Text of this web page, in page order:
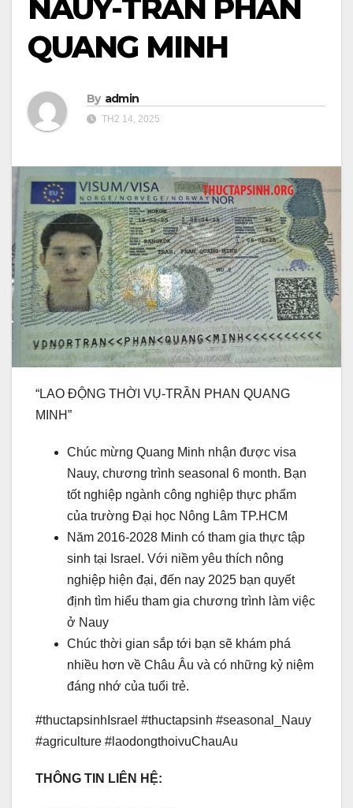
NAUY-TRẦN PHAN
QUANG MINH
By admin
TH2 14, 2025
“LAO ĐỘNG THỜI VỤ-TRẦN PHAN QUANG
MINH”
Chúc mừng Quang Minh nhận được visa
Nauy, chương trình seasonal 6 month. Bạn
tốt nghiệp ngành công nghiệp thực phẩm
của trường Đại học Nông Lâm TP.HCM
Năm 2016-2028 Minh có tham gia thực tập
sinh tại Israel. Với niềm yêu thích nông
nghiệp hiện đại, đến nay 2025 bạn quyết
định tìm hiểu tham gia chương trình làm việc
ở Nauy
Chúc thời gian sắp tới bạn sẽ khám phá
nhiều hơn về Châu Âu và có những kỷ niệm
đáng nhớ của tuổi trẻ.
#thuctapsinhIsrael #thuctapsinh #seasonal_Nauy
#agriculture #laodongthoivuChauAu
THÔNG TIN LIÊN HỆ: